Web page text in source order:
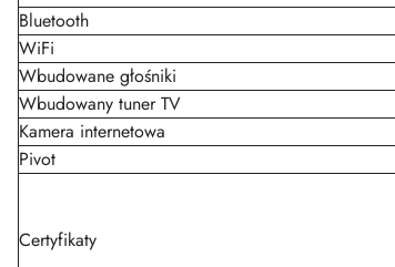
Bluetooth
WiFi
Wbudowane głośniki
Wbudowany tuner TV
Kamera internetowa
Pivot
Certyfikaty